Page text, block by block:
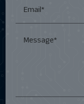
Email*
Message*